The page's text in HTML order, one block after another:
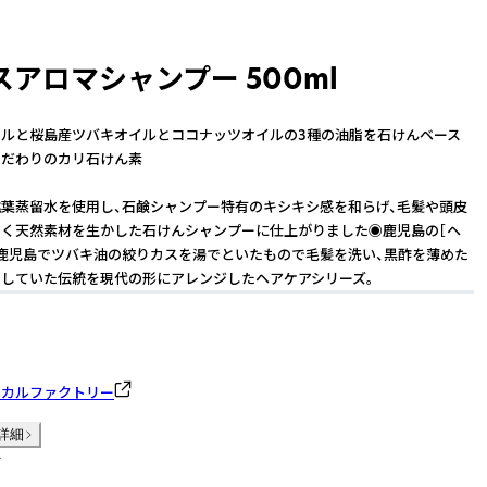
アロマシャンプー 500ml
と桜島産ツバキオイルとココナッツオイルの3種の油脂を石けんベース
わりのカリ石けん素
蒸留水を使用し、石鹸シャンプー特有のキシキシ感を和らげ、毛髪や頭皮
天然素材を生かした石けんシャンプーに仕上がりました◉鹿児島の［ヘ
児島でツバキ油の絞りカスを湯でといたもので毛髪を洗い、黒酢を薄めた
ていた伝統を現代の形にアレンジしたヘアケアシリーズ。
ルファクトリー
細